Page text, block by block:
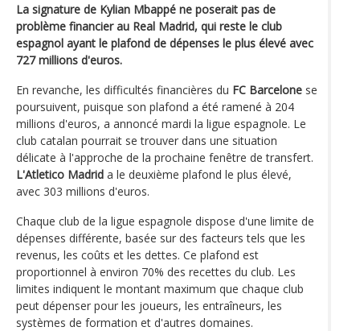
La signature de Kylian Mbappé ne poserait pas de
problème financier au Real Madrid, qui reste le club
espagnol ayant le plafond de dépenses le plus élevé avec
727 millions d'euros.
En revanche, les difficultés financières du FC Barcelone se
poursuivent, puisque son plafond a été ramené à 204
millions d'euros, a annoncé mardi la ligue espagnole. Le
club catalan pourrait se trouver dans une situation
délicate à l'approche de la prochaine fenêtre de transfert.
L'Atletico Madrid a le deuxième plafond le plus élevé,
avec 303 millions d'euros.
Chaque club de la ligue espagnole dispose d'une limite de
dépenses différente, basée sur des facteurs tels que les
revenus, les coûts et les dettes. Ce plafond est
proportionnel à environ 70% des recettes du club. Les
limites indiquent le montant maximum que chaque club
peut dépenser pour les joueurs, les entraîneurs, les
systèmes de formation et d'autres domaines.